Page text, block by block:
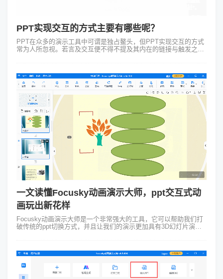
PPT实现交互的方式主要有哪些呢？
PPT在众多的演示工具中可谓是独占鳌头，但PPT实现交互的方式
常为人所忽视。若言及交互便不得不提及其内在的链接与触发之技
一文读懂Focusky动画演示大师，ppt交互式动
画玩出新花样
Focusky动画演示大师是一个非常强大的工具，它可以帮助我们打
破传统的ppt切换方式，并且让我们的演示更加具有3D幻灯片演示